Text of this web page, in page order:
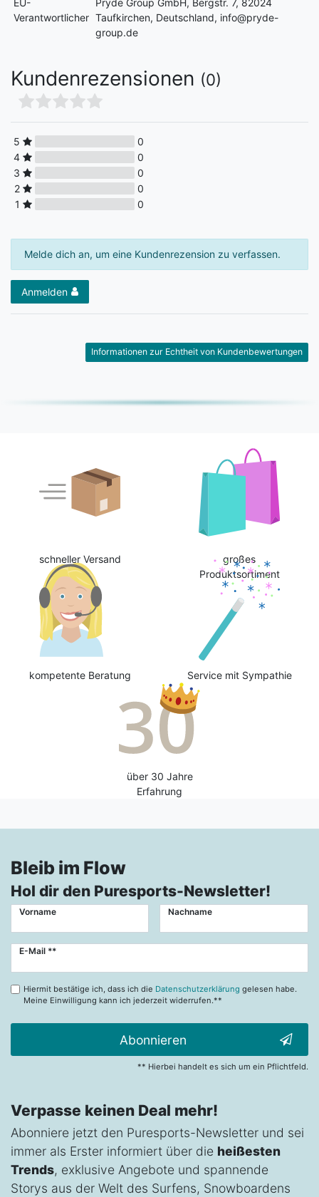
Verantwortlicher Taufkirchen, Deutschland, info@pryde-
group.de
Kundenrezensionen (0)
5
0
4
0
3
0
2
0
1
0
Melde dich an, um eine Kundenrezension zu verfassen.
Anmelden
Informationen zur Echtheit von Kundenbewertungen
schneller Versand
großes
Produktsortiment
kompetente Beratung Service mit Sympathie
über 30 Jahre
Erfahrung
Bleib im Flow
Hol dir den Puresports-Newsletter!
Vorname Nachname
E-Mail **
Newsletter
Hiermit bestätige ich, dass ich die Datenschutzerklärung gelesen habe.
Meine Einwilligung kann ich jederzeit widerrufen.**
Abonnieren
** Hierbei handelt es sich um ein Pflichtfeld.
Verpasse keinen Deal mehr!
Abonniere jetzt den Puresports-Newsletter und sei
immer als Erster informiert über die heißesten
Trends, exklusive Angebote und spannende
Storys aus der Welt des Surfens, Snowboardens